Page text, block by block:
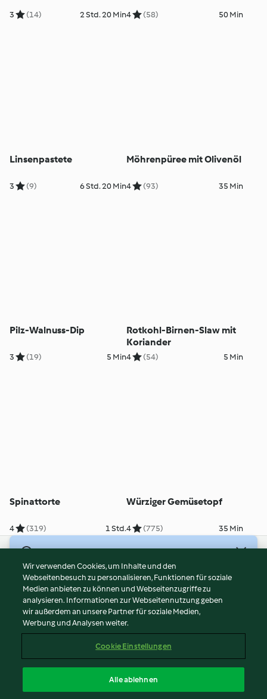
3 (14) 2 Std. 20 Min4 (58) 50 Min
Linsenpastete
3 (9) 6 Std. 20 Min
Möhrenpüree mit Olivenöl
4 (93) 35 Min
Pilz-Walnuss-Dip
3 (19) 5 Min
Rotkohl-Birnen-Slaw mit
Koriander
4 (54) 5 Min
Spinattorte
4 (319) 1 Std.
Würziger Gemüsetopf
4 (775) 35 Min
Nutzungsbedingungen
Datenschutzrichtlinien
Disclaimer
Impressum
Inhalt melden
Erklärung zur Barrierefreiheit
Wir verwenden Cookies, um Inhalte und den
Webseitenbesuch zu personalisieren, Funktionen für soziale
Medien anbieten zu können und Webseitenzugriffe zu
analysieren. Informationen zur Webseitennutzung geben
wir außerdem an unsere Partner für soziale Medien,
Werbung und Analysen weiter.
Cookie Einstellungen
Alle ablehnen